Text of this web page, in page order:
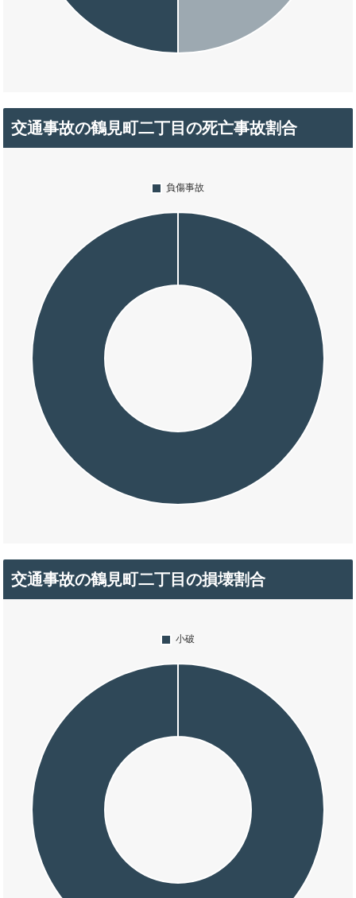
交通事故の鶴見町二丁目の死亡事故割合
交通事故の鶴見町二丁目の損壊割合